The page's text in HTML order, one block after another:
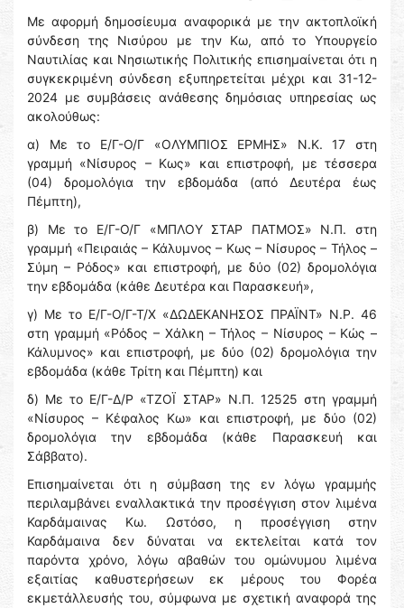
Με αφορμή δημοσίευμα αναφορικά με την ακτοπλοϊκή
σύνδεση της Νισύρου με την Κω, από το Υπουργείο
Ναυτιλίας και Νησιωτικής Πολιτικής επισημαίνεται ότι η
συγκεκριμένη σύνδεση εξυπηρετείται μέχρι και 31-12-
2024 με συμβάσεις ανάθεσης δημόσιας υπηρεσίας ως
ακολούθως:
α) Με το Ε/Γ-Ο/Γ «ΟΛΥΜΠΙΟΣ ΕΡΜΗΣ» Ν.Κ. 17 στη
γραμμή «Νίσυρος – Κως» και επιστροφή, με τέσσερα
(04) δρομολόγια την εβδομάδα (από Δευτέρα έως
Πέμπτη),
β) Με το Ε/Γ-Ο/Γ «ΜΠΛΟΥ ΣΤΑΡ ΠΑΤΜΟΣ» Ν.Π. στη
γραμμή «Πειραιάς – Κάλυμνος – Κως – Νίσυρος – Τήλος –
Σύμη – Ρόδος» και επιστροφή, με δύο (02) δρομολόγια
την εβδομάδα (κάθε Δευτέρα και Παρασκευή»,
γ) Με το Ε/Γ-Ο/Γ-Τ/Χ «ΔΩΔΕΚΑΝΗΣΟΣ ΠΡΑΪΝΤ» Ν.Ρ. 46
στη γραμμή «Ρόδος – Χάλκη – Τήλος – Νίσυρος – Κώς –
Κάλυμνος» και επιστροφή, με δύο (02) δρομολόγια την
εβδομάδα (κάθε Τρίτη και Πέμπτη) και
δ) Με το Ε/Γ-Δ/Ρ «ΤΖΟΪ ΣΤΑΡ» Ν.Π. 12525 στη γραμμή
«Νίσυρος – Κέφαλος Κω» και επιστροφή, με δύο (02)
δρομολόγια την εβδομάδα (κάθε Παρασκευή και
Σάββατο).
Επισημαίνεται ότι η σύμβαση της εν λόγω γραμμής
περιλαμβάνει εναλλακτικά την προσέγγιση στον λιμένα
Καρδάμαινας Κω. Ωστόσο, η προσέγγιση στην
Καρδάμαινα δεν δύναται να εκτελείται κατά τον
παρόντα χρόνο, λόγω αβαθών του ομώνυμου λιμένα
εξαιτίας καθυστερήσεων εκ μέρους του Φορέα
εκμετάλλευσής του, σύμφωνα με σχετική αναφορά της